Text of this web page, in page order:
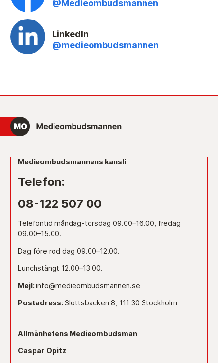
@Medieombudsmannen
LinkedIn
@medieombudsmannen
Medieombudsmannens kansli
Telefon:
08-122 507 00
Telefontid måndag-torsdag 09.00–16.00, fredag
09.00–15.00.
Dag före röd dag 09.00–12.00.
Lunchstängt 12.00–13.00.
Mejl: info@medieombudsmannen.se
Postadress: Slottsbacken 8, 111 30 Stockholm
Allmänhetens Medieombudsman
Caspar Opitz